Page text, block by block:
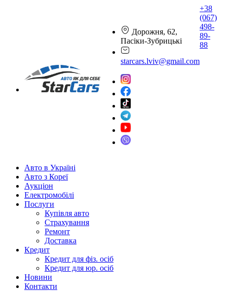
Дорожня, 62,
Пасіки-Зубрицькі
starcars.lviv@gmail.com
+38
(067)
498-
89-
88
Авто в Україні
Авто з Кореї
Аукціон
Електромобілі
Послуги
Купівля авто
Страхування
Ремонт
Доставка
Кредит
Кредит для фіз. осіб
Кредит для юр. осіб
Новини
Контакти